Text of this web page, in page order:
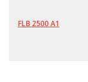
FLB 2500 A1